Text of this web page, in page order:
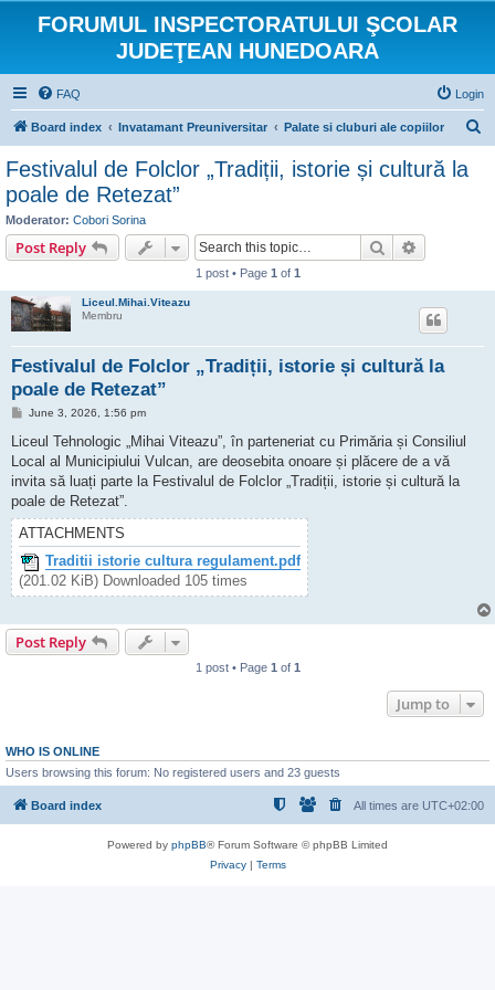
FORUMUL INSPECTORATULUI ŞCOLAR
JUDEŢEAN HUNEDOARA
FAQ Login
Board index Invatamant Preuniversitar Palate si cluburi ale copiilor
Festivalul de Folclor „Tradiții, istorie și cultură la
poale de Retezat”
Moderator: Cobori Sorina
Post Reply Search
1 post • Page 1 of 1
Liceul.Mihai.Viteazu
Membru
Festivalul de Folclor „Tradiții, istorie și cultură la
poale de Retezat”
P
s
June 3, 2026, 1:56 pm
Liceul Tehnologic „Mihai Viteazu”, în parteneriat cu Primăria și Consiliul
Local al Municipiului Vulcan, are deosebita onoare și plăcere de a vă
invita să luați parte la Festivalul de Folclor „Tradiții, istorie și cultură la
poale de Retezat”.
ATTACHMENTS
Traditii istorie cultura regulament.pdf
(201.02 KiB) Downloaded 105 times
Post Reply
1 post • Page 1 of 1
Jump to
WHO IS ONLINE
Users browsing this forum: No registered users and 23 guests
Board index All times are UTC+02:00
Powered by phpBB® Forum Software © phpBB Limited
Privacy| Terms